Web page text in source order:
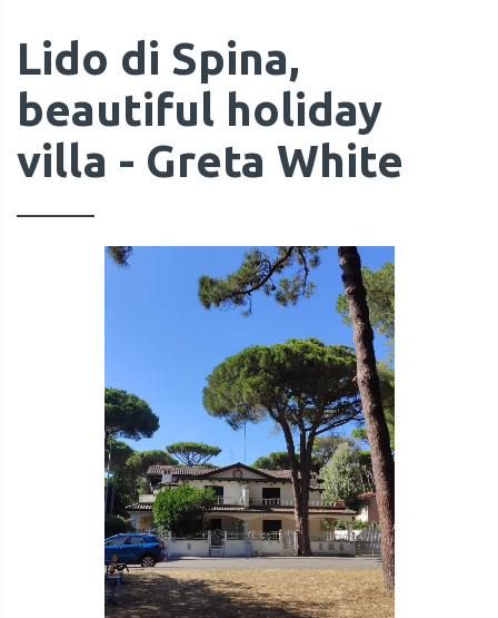
Lido di Spina,
beautiful holiday
villa - Greta White